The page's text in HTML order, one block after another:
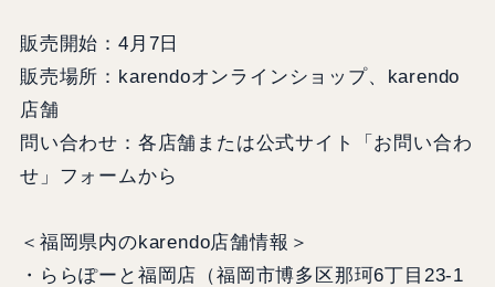
販売開始：4月7日
販売場所：karendoオンラインショップ、karendo
店舗
問い合わせ：各店舗または公式サイト「お問い合わ
せ」フォームから
＜福岡県内のkarendo店舗情報＞
・ららぽーと福岡店（福岡市博多区那珂6丁目23-1